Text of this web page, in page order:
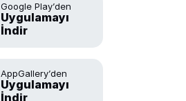
Google Play’den
Uygulamayı
İndir
AppGallery’den
Uygulamayı
İndir